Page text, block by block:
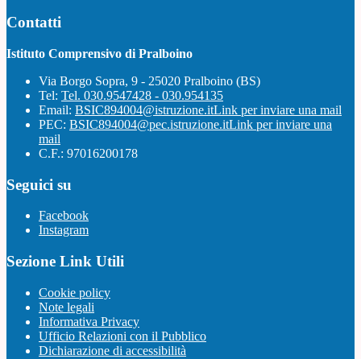
Contatti
Istituto Comprensivo di Pralboino
Via Borgo Sopra, 9 - 25020 Pralboino (BS)
Tel: Tel. 030.9547428 - 030.954135
Email: BSIC894004@istruzione.itLink per inviare una mail
PEC: BSIC894004@pec.istruzione.itLink per inviare una
mail
C.F.: 97016200178
Seguici su
Facebook
Instagram
Sezione Link Utili
Cookie policy
Note legali
Informativa Privacy
Ufficio Relazioni con il Pubblico
Dichiarazione di accessibilità